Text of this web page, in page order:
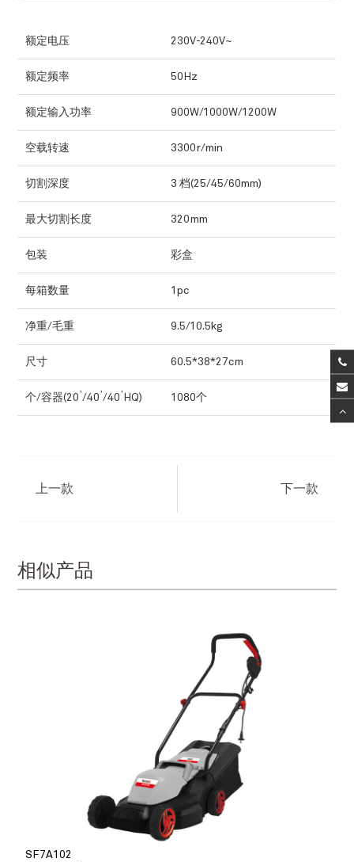
额定电压 230V-240V~
额定频率 50Hz
额定输入功率 900W/1000W/1200W
空载转速 3300r/min
切割深度 3 档(25/45/60mm)
最大切割长度 320mm
包装 彩盒
每箱数量 1pc
净重/毛重 9.5/10.5kg
尺寸 60.5*38*27cm
个/容器(20
,
/40
,
/40
,
HQ) 1080个
上一款 下一款
相似产品
SF7A102